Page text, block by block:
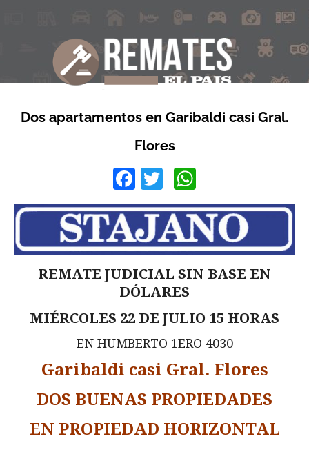
Dos apartamentos en Garibaldi casi Gral.
Flores
Facebook
Twitter
REMATE JUDICIAL SIN BASE EN
DÓLARES
MIÉRCOLES 22 DE JULIO 15 HORAS
EN HUMBERTO 1ERO 4030
Garibaldi casi Gral. Flores
DOS BUENAS PROPIEDADES
EN PROPIEDAD HORIZONTAL